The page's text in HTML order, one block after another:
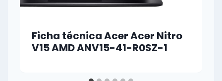
Ficha técnica Acer Acer Nitro
V15 AMD ANV15-41-R0SZ-1